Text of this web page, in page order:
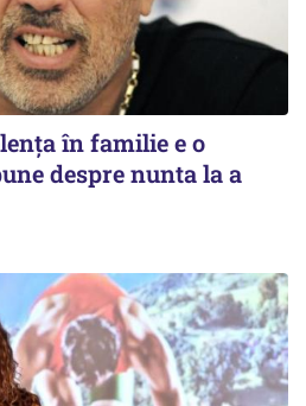
în familie e o
despre nunta la a